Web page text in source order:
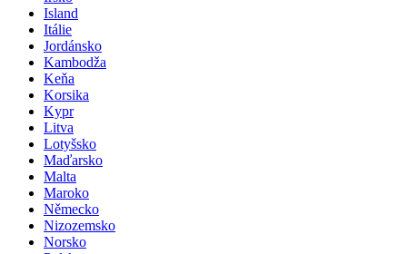
Island
Itálie
Jordánsko
Kambodža
Keňa
Korsika
Kypr
Litva
Lotyšsko
Maďarsko
Malta
Maroko
Německo
Nizozemsko
Norsko